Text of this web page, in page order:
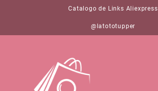
Catalogo de Links Aliexpress
@latototupper